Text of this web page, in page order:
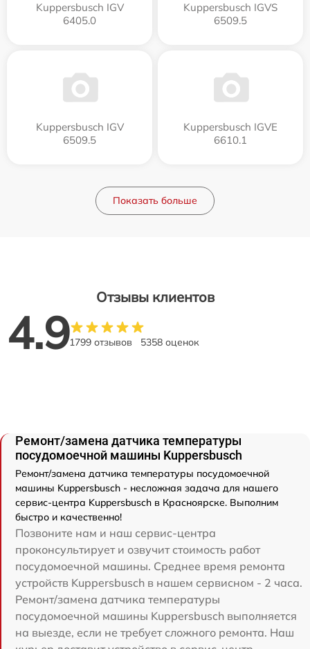
Kuppersbusch IGV
6405.0
Kuppersbusch IGVS
6509.5
Kuppersbusch IGV
6509.5
Kuppersbusch IGVE
6610.1
Показать больше
Отзывы клиентов
4.91799 отзывов 5358 оценок
Ремонт/замена датчика температуры
посудомоечной машины Kuppersbusch
Ремонт/замена датчика температуры посудомоечной
машины Kuppersbusch - несложная задача для нашего
сервис-центра Kuppersbusch в Красноярске. Выполним
быстро и качественно!
Позвоните нам и наш сервис-центра
проконсультирует и озвучит стоимость работ
посудомоечной машины. Среднее время ремонта
устройств Kuppersbusch в нашем сервисном - 2 часа.
Ремонт/замена датчика температуры
посудомоечной машины Kuppersbusch выполняется
на выезде, если не требует сложного ремонта. Наш